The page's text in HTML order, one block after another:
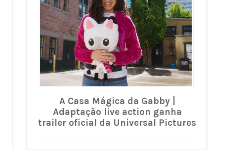
A Casa Mágica da Gabby |
Adaptação live action ganha
trailer oficial da Universal Pictures